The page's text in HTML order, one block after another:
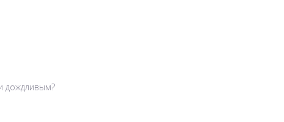
дождливым?